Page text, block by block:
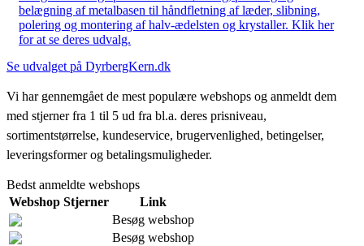
belægning af metalbasen til håndfletning af læder, slibning,
polering og montering af halv-ædelsten og krystaller. Klik her
for at se deres udvalg.
Se udvalget på DyrbergKern.dk
Vi har gennemgået de mest populære webshops og anmeldt dem
med stjerner fra 1 til 5 ud fra bl.a. deres prisniveau,
sortimentstørrelse, kundeservice, brugervenlighed, betingelser,
leveringsformer og betalingsmuligheder.
Bedst anmeldte webshops
Webshop Stjerner
Link
Besøg webshop
Besøg webshop